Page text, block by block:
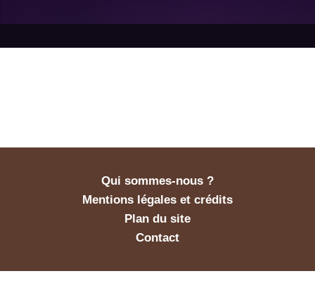
Qui sommes-nous ?
Mentions légales et crédits
Plan du site
Contact